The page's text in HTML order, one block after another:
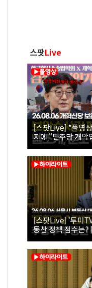
스팟Live
[스팟Live] *풀영
지에 "민주당 개악
26.08.06 개혁신당
[스팟Live] '투미
동산 정책 점수는?
대토론회